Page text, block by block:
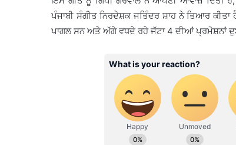
ਪੰਜਾਬੀ ਸੰਗੀਤ ਨਿਰਦੇਸ਼ਕ ਜਤਿੰਦਰ ਸ਼ਾਹ ਨੇ ਤਿਆਰ
ਪਾਗਲ ਸਨ ਅਤੇ ਅੱਗੇ ਵਧਦੇ ਰਹੇ ਜੱਟਾ 4 ਦੀਆਂ ਪ੍ਰਮੋਸ਼ਨਾਂ